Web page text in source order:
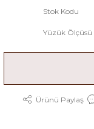
Stok Kodu
Yüzük Ölçüsü
Ürünü Paylaş